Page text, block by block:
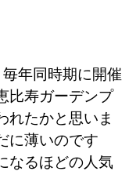
毎年同時期に開催
比寿ガーデンプ
れたかと思いま
に薄いのです
るほどの人気